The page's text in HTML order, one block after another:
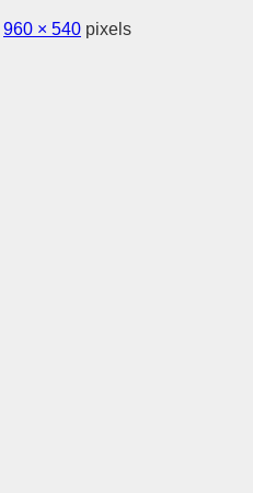
960 × 540 pixels